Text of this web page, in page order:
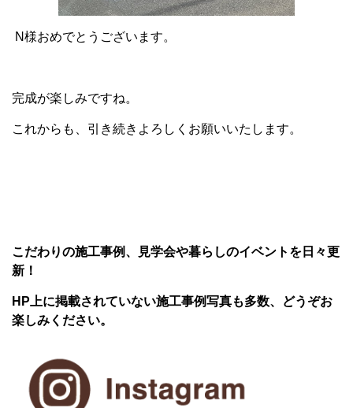
N様おめでとうございます。
完成が楽しみですね。
これからも、引き続きよろしくお願いいたします。
こだわりの施工事例、見学会や暮らしのイベントを日々更
新！
HP上に掲載されていない施工事例写真も多数、どうぞお
楽しみください。